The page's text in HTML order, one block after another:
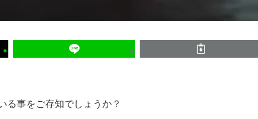
る事をご存知でしょうか？